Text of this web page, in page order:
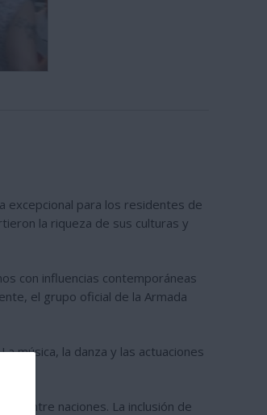
excepcional para los residentes de
la riqueza de sus culturas y
con influencias contemporáneas
el grupo oficial de la Armada
música, la danza y las actuaciones
entre naciones. La inclusión de